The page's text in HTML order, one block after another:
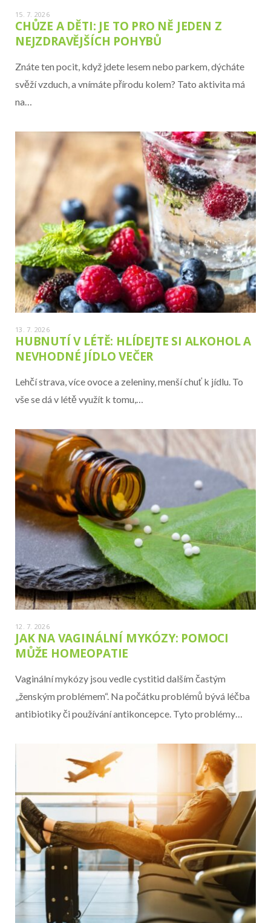
15. 7. 2026
CHŮZE A DĚTI: JE TO PRO NĚ JEDEN Z
NEJZDRAVĚJŠÍCH POHYBŮ
Znáte ten pocit, když jdete lesem nebo parkem, dýcháte
svěží vzduch, a vnímáte přírodu kolem? Tato aktivita má
na…
13. 7. 2026
HUBNUTÍ V LÉTĚ: HLÍDEJTE SI ALKOHOL A
NEVHODNÉ JÍDLO VEČER
Lehčí strava, více ovoce a zeleniny, menší chuť k jídlu. To
vše se dá v létě využít k tomu,…
12. 7. 2026
JAK NA VAGINÁLNÍ MYKÓZY: POMOCI
MŮŽE HOMEOPATIE
Vaginální mykózy jsou vedle cystitid dalším častým
„ženským problémem“. Na počátku problémů bývá léčba
antibiotiky či používání antikoncepce. Tyto problémy…